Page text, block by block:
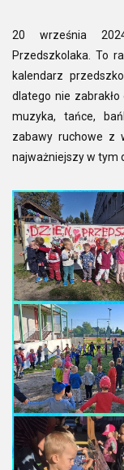
20 września
Przedszkolaka. To
kalendarz
dlatego nie
muzyka, tańce,
zabawy ruchowe z
najważniejszy w tym